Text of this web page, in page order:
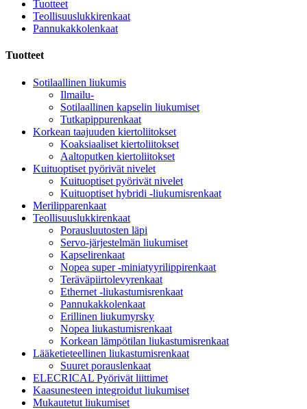
Tuotteet
Teollisuuslukkirenkaat
Pannukakkolenkaat
Tuotteet
Sotilaallinen liukumis
Ilmailu-
Sotilaallinen kapselin liukumiset
Tutkapippurenkaat
Korkean taajuuden kiertoliitokset
Koaksiaaliset kiertoliitokset
Aaltoputken kiertoliitokset
Kuituoptiset pyörivät nivelet
Kuituoptiset pyörivät nivelet
Kuituoptiset hybridi -liukumisrenkaat
Merilipparenkaat
Teollisuuslukkirenkaat
Porausluutosten läpi
Servo-järjestelmän liukumiset
Kapselirenkaat
Nopea super -miniatyyrilippirenkaat
Teräväpiirtolevyrenkaat
Ethernet -liukastumisrenkaat
Pannukakkolenkaat
Erillinen liukumyrsky
Nopea liukastumisrenkaat
Korkean lämpötilan liukastumisrenkaat
Lääketieteellinen liukastumisrenkaat
Suuret porauslenkaat
ELECRICAL Pyörivät liittimet
Kaasunesteen integroidut liukumiset
Mukautetut liukumiset